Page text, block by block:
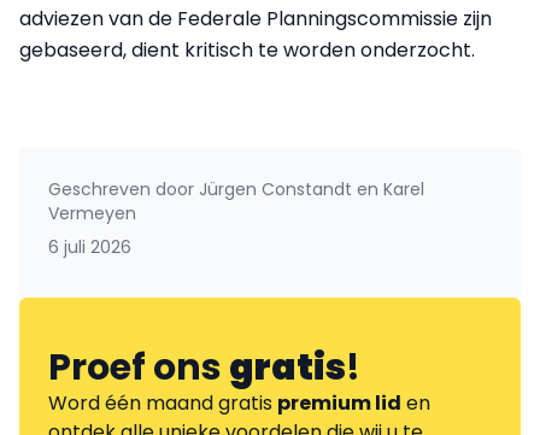
adviezen van de Federale Planningscommissie zijn
gebaseerd, dient kritisch te worden onderzocht.
Geschreven door Jürgen Constandt en Karel
Vermeyen
6 juli 2026
Proef onsgratis!
Word één maand gratis premium lid en